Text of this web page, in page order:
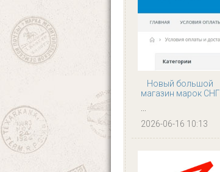
Новый большой
магазин марок СНГ
...
2026-06-16 10:13